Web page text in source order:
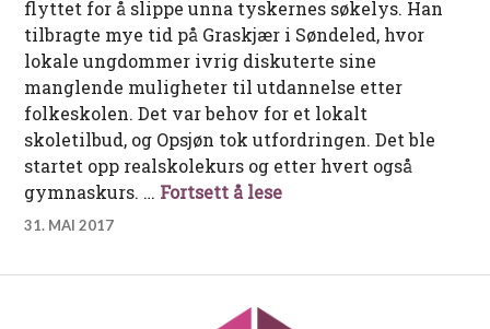
flyttet for å slippe unna tyskernes søkelys. Han
tilbragte mye tid på Graskjær i Søndeled, hvor
lokale ungdommer ivrig diskuterte sine
manglende muligheter til utdannelse etter
folkeskolen. Det var behov for et lokalt
skoletilbud, og Opsjøn tok utfordringen. Det ble
startet opp realskolekurs og etter hvert også
gymnaskurs. … Fortsett å leseSensur i
31. MAI 2017